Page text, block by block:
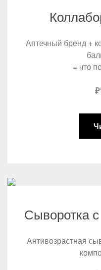
Аптечный бренд +
= что
Сыворотка
Антивозрастная